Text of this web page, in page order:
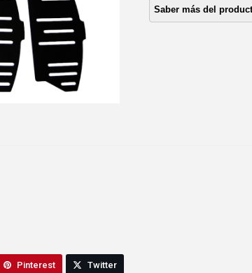
TF
1991/2000
Pinterest Twitter